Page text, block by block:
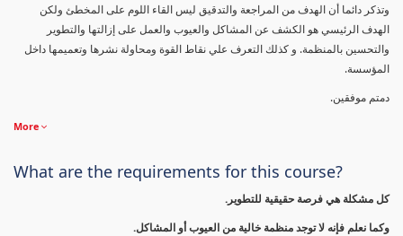
وتذكر دائما أن الهدف من المراجعة والتدقيق ليس القاء اللوم على المخطئ ولكن
الهدف الرئيسي هو الكشف عن المشاكل والعيوب والعمل على إزالتها والتطوير
والتحسين بالمنظمة. و كذلك التعرف علي نقاط القوة ومحاولة نشرها وتعميمها داخل
المؤسسة.
دمتم موفقين.
More
What are the requirements for this course?
كل مشكلة هي فرصة حقيقية للتطوير.
وكما نعلم فإنه لا توجد منظمة خالية من العيوب أو المشاكل.